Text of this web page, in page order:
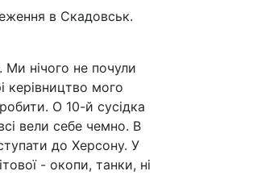
в Скадовськ.
Ми нічого не почули
керівництво мого
О 10-й сусідка
вели себе чемно. В
до Херсону. У
- окопи, танки, ні